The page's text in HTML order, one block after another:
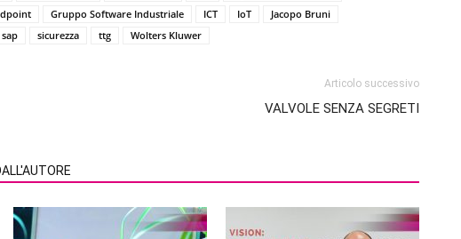
Gruppo Software Industriale ICT IoT
Jacopo Bruni
sap sicurezza ttg Wolters Kluwer
Articolo successivo
VALVOLE SENZA SEGRETI